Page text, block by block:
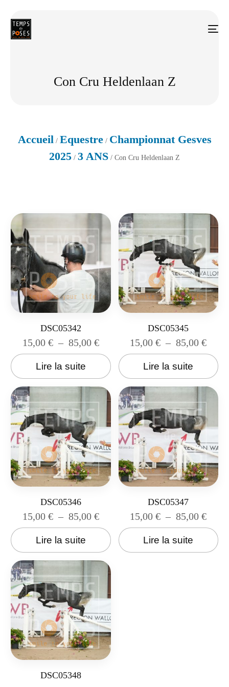
Con Cru Heldenlaan Z
Accueil / Equestre/ Championnat Gesves
2025 / 3 ANS / Con Cru Heldenlaan Z
DSC05342
15,00 € – 85,00 €
Lire la suite
DSC05345
15,00€ – 85,00€
Lire la suite
DSC05346
15,00 € – 85,00 €
Lire la suite
DSC05347
15,00€ – 85,00€
Lire la suite
DSC05348